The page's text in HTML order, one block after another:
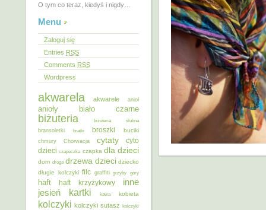
O tym co teraz, kiedyś i nigdy…
Menu
Zaloguj się
Entries RSS
Comments RSS
Wordpress
akwarela akwarele anioł
anioły biało czarne
biżuteria
biżuteria ślubna
bransoletki
bratki broszki buciki
chmury Chorwacja cytaty
cyto
dzieci czapeczka czapka dla dzieci
dom droga drzewa dzieci dziecko
długie kolczyki filc graffiti grzyby góry
haft haft krzyżykowy inne
jesień kartki kawa kobieta
kolczyki kolczyki sutasz kolczyki